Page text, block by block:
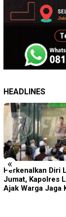
HEADLINES
«
Pelapor Datangi
Lembaga,
Laporan Masih